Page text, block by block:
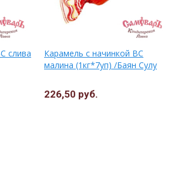
слива
Карамель с начинкой ВС
малина (1кг*7уп) /Баян Сулу
226,50 руб.